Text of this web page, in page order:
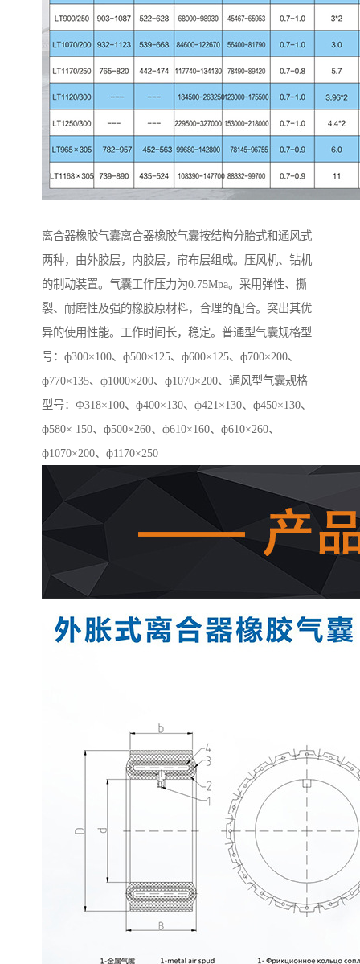
离合器橡胶气囊离合器橡胶气囊按结构分胎式和通风式
两种，由外胶层，内胶层，帘布层组成。压风机、钻机
的制动装置。气囊工作压力为0.75Mpa。采用弹性、撕
裂、耐磨性及强的橡胶原材料，合理的配合。突出其优
异的使用性能。工作时间长，稳定。普通型气囊规格型
号：ф300×100、ф500×125、ф600×125、ф700×200、
ф770×135、ф1000×200、ф1070×200、通风型气囊规格
型号：Ф318×100、ф400×130、ф421×130、ф450×130、
ф580× 150、ф500×260、ф610×160、ф610×260、
ф1070×200、ф1170×250